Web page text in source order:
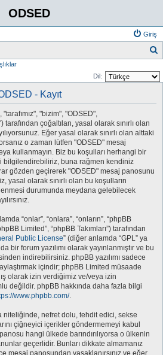
ODSED
Giriş
Dil:
- Kayıt
"bizim", "ODSED",
çoğaltılan, yasal olarak sınırlı olan
Eğer yasal olarak sınırlı olan alttaki
o zaman lütfen "ODSED" mesaj
kullanmayın. Biz bu koşulları herhangi bir
bilgilendirebiliriz, buna rağmen kendiniz
gözden geçirerek "ODSED" mesaj panosunu
yasal olarak sınırlı olan bu koşulların
durumunda meydana gelebilecek
“onlar”, “onlara”, “onların”, “phpBB
Limited”, “phpBB Takımları”) tarafından
Public License” (diğer anlamda “GPL” ya
bir forum yazılımı olarak yayınlanmıştır ve bu
indirebilirsiniz. phpBB yazılımı sadece
içindir; phpBB Limited müsaade
olarak izin verdiğimiz ve/veya izin
değildir. phpBB hakkında daha fazla bilgi
www.phpbb.com/.
niteliğinde, nefret dolu, tehdit edici, sekse
çiğneyici içerikler göndermemeyi kabul
hangi ülkede barındırılıyorsa o ülkenin
geçerlidir. Bunları dikkate almamanız
mesaj panosundan yasaklanırsınız ve eğer